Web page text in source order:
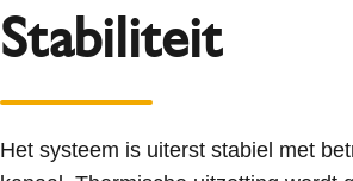
Stabiliteit
Het systeem is uiterst stabiel met